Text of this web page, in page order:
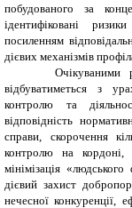
побудованого за
ідентифіковані
посиленням
дієвих механізмів
Очікуваними
відбуватиметься з
контролю та
відповідність
справи , скорочення
контролю на кордоні,
мінімізація
дієвий захист
нечесної конкуренції,